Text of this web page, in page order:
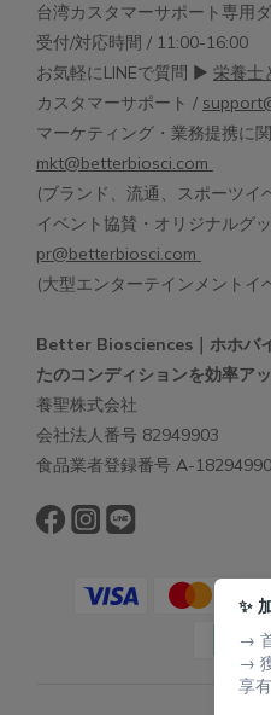
台湾カスタマーサポート専用
受付/対応時間 / 11:00-16:00
お気軽にLINEで質問 ▶︎ 栄養士
カスタマーサポート /
マーケティング・業務提携に
mkt@betterbiosci.com
(ブランド、流通、スポーツイ
イベント協賛・オリジナルグ
pr@betterbiosci.com
(大型エンターテインメントイ
Better Biosciences｜ホホバ
たのコンディションを効率ア
養聖株式会社
会社法人番号 82949903
食品業者登録番号 A-
✨
→
→
享